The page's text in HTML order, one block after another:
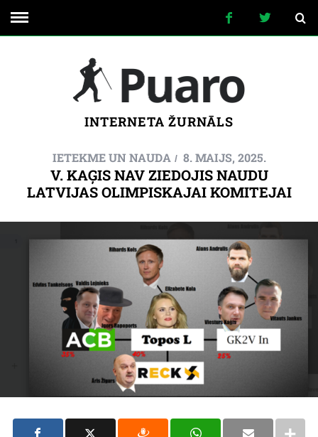
INTERNETA ŽURNĀLS
IETEKME UN NAUDA 8. MAIJS, 2025.
V. KAĢIS NAV ZIEDOJIS NAUDU
LATVIJAS OLIMPISKAJAI KOMITEJAI